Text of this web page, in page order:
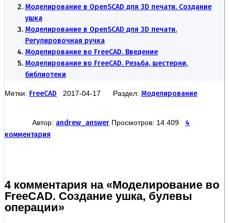
Моделирование в OpenSCAD для 3D печати. Создание
ушка
Моделирование в OpenSCAD для 3D печати.
Регулировочная ручка
Моделирование во FreeCAD. Введение
Моделирование во FreeCAD. Резьба, шестерни,
библиотеки
Метки: FreeCAD 2017-04-17 Раздел: Моделирование
Автор: andrew_answer Просмотров: 14 409 4
комментария
4 комментария на «Моделирование во
FreeCAD. Создание ушка, булевы
операции»